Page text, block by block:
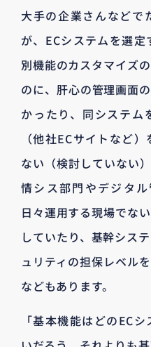
大手の企業さんなどで
が、ECシステムを選
別機能のカスタマイズ
のに、肝心の管理画面
かったり、同システム
（他社ECサイトなど
ない（検討していない
情シス部門やデジタ
日々運用する現場でな
していたり、基幹シス
ュリティの担保レベル
などもあります。
「基本機能はどのEC